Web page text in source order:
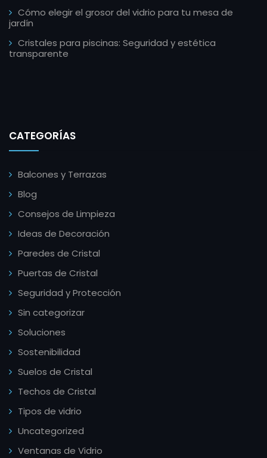
Cómo elegir el grosor del vidrio para tu mesa de
jardín
Cristales para piscinas: Seguridad y estética
transparente
CATEGORÍAS
Balcones y Terrazas
Blog
Consejos de Limpieza
Ideas de Decoración
Paredes de Cristal
Puertas de Cristal
Seguridad y Protección
Sin categorizar
Soluciones
Sostenibilidad
Suelos de Cristal
Techos de Cristal
Tipos de vidrio
Uncategorized
Ventanas de Vidrio